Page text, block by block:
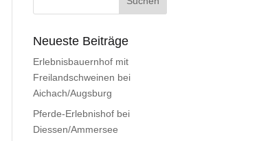
Neueste Beiträge
Erlebnisbauernhof mit
Freilandschweinen bei
Aichach/Augsburg
Pferde-Erlebnishof bei
Diessen/Ammersee